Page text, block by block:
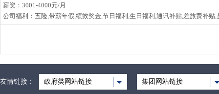
薪资：3001-4000元/月
公司福利：五险,带薪年假,绩效奖金,节日福利,生日福利,通讯补贴,差旅费补贴
友情链接： 政府类网站链接 集团网站链接